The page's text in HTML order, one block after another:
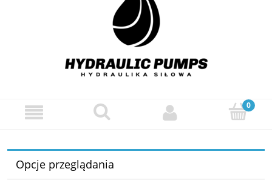
Opcje przeglądania